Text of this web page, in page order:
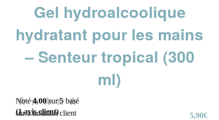
Gel hydroalcoolique
hydratant pour les mains
– Senteur tropical (300
ml)
Noté4.00 sur 5 basé
sur1notation client
(1avis client) 5,90€